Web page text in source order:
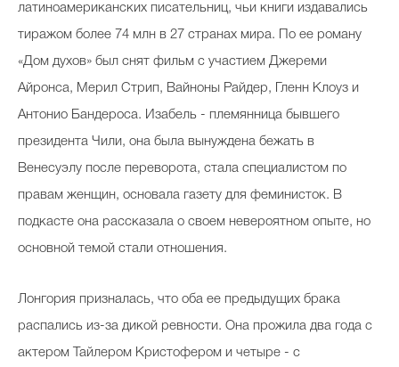
латиноамериканских писательниц, чьи книги издавались
тиражом более 74 млн в 27 странах мира. По ее роману
«Дом духов» был снят фильм с участием Джереми
Айронса, Мерил Стрип, Вайноны Райдер, Гленн Клоуз и
Антонио Бандероса. Изабель - племянница бывшего
президента Чили, она была вынуждена бежать в
Венесуэлу после переворота, стала специалистом по
правам женщин, основала газету для феминисток. В
подкасте она рассказала о своем невероятном опыте, но
основной темой стали отношения.
Лонгория призналась, что оба ее предыдущих брака
распались из-за дикой ревности. Она прожила два года с
актером Тайлером Кристофером и четыре - с